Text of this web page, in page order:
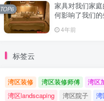
家具对我们家
何影响了我们的
4年前
TOP6
标签云
湾区装修 湾区装修师傅
湾区
湾区landscaping
湾区院子
湾